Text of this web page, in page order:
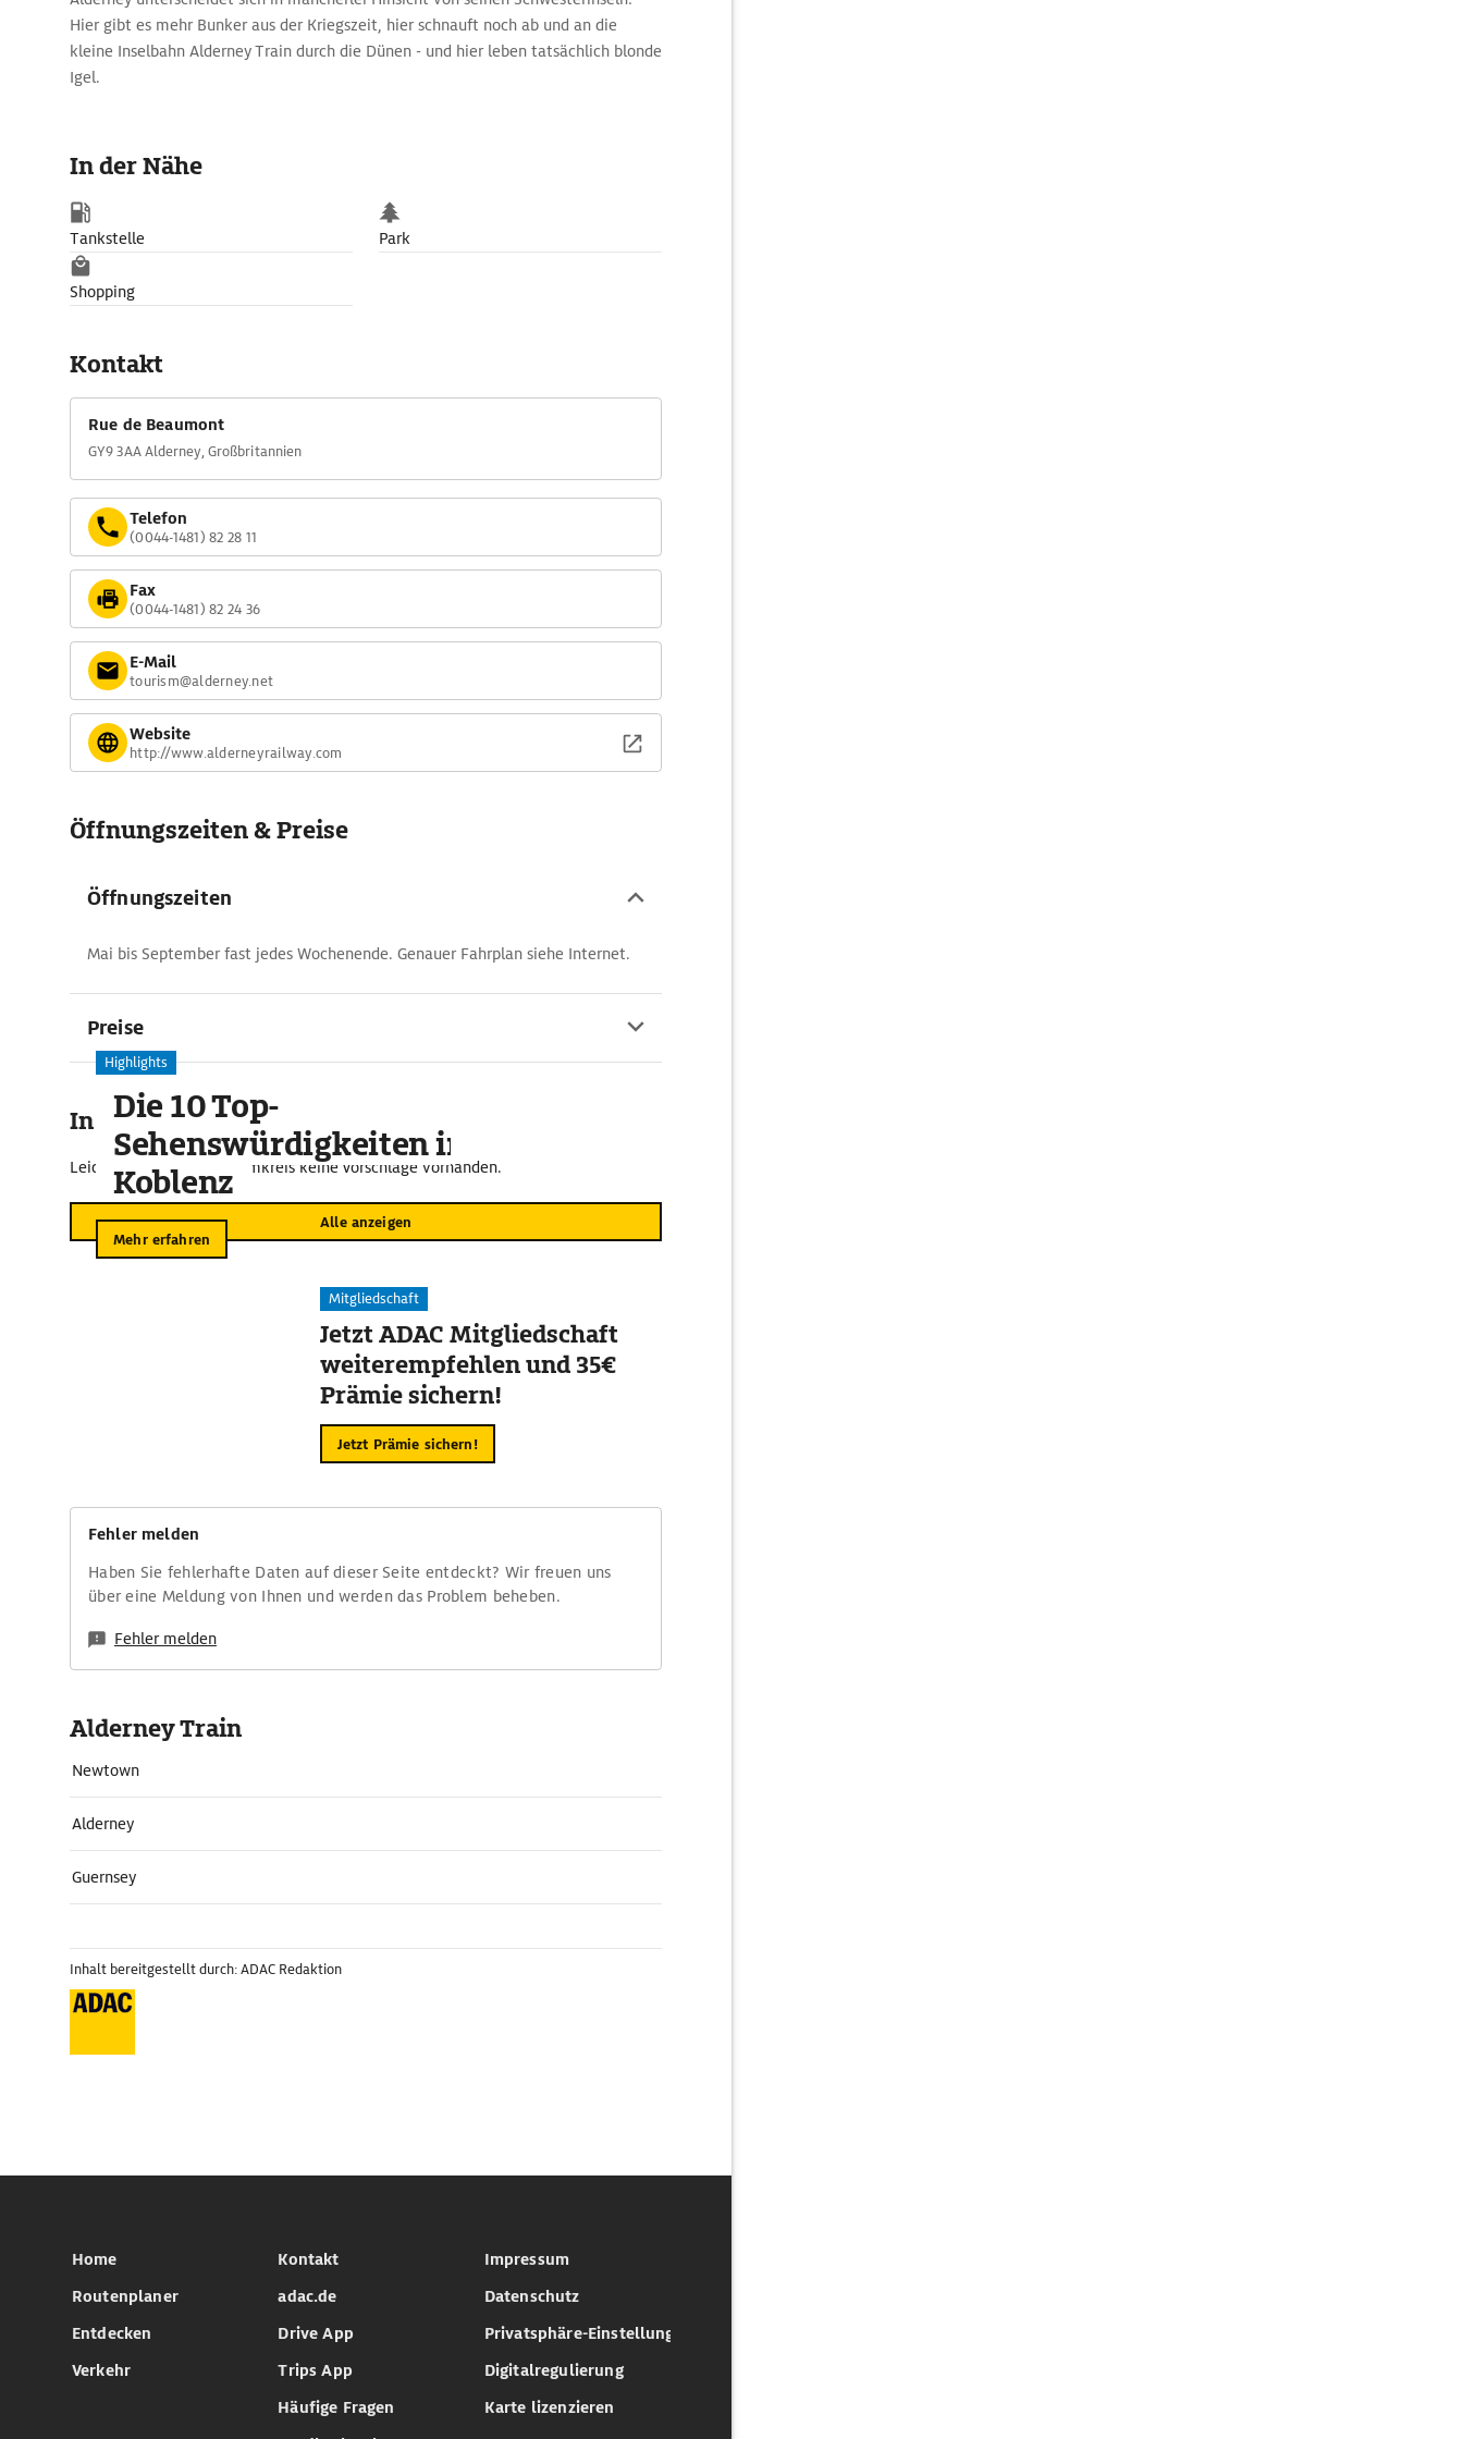
Hier gibt es mehr Bunker aus der Kriegszeit, hier schnauft noch ab und an die
kleine Inselbahn Alderney Train durch die Dünen - und hier leben tatsächlich blonde
Igel.
In der Nähe
Tankstelle Park
Shopping
Kontakt
Rue de Beaumont
GY9 3AA Alderney, Großbritannien
Telefon
(0044-1481) 82 28 11
Fax
(0044-1481) 82 24 36
E-Mail
tourism@alderney.net
Website
http://www.alderneyrailway.com
Öffnungszeiten & Preise
Öffnungszeiten
Mai bis September fast jedes Wochenende. Genauer Fahrplan siehe Internet.
Preise
In der Umgebung
Leider sind im näheren Umkreis keine Vorschläge vorhanden.
Alle anzeigen
Highlights
Die 10 Top-
Sehenswürdigkeiten in
Koblenz
Mehr erfahren
Mitgliedschaft
Jetzt ADAC Mitgliedschaft
weiterempfehlen und 35€
Prämie sichern!
Jetzt Prämie sichern!
Fehler melden
Haben Sie fehlerhafte Daten auf dieser Seite entdeckt? Wir freuen uns
über eine Meldung von Ihnen und werden das Problem beheben.
Fehler melden
Alderney Train
Newtown
Alderney
Guernsey
Inhalt bereitgestellt durch: ADAC Redaktion
Home
Routenplaner
Entdecken
Verkehr
Kontakt
adac.de
Drive App
Trips App
Häufige Fragen
Impressum
Datenschutz
Privatsphäre-Einstellungen
Digitalregulierung
Karte lizenzieren